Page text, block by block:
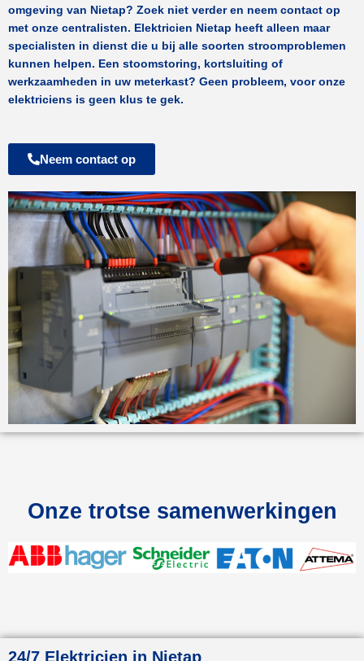
omgeving van Nietap? Zoek niet verder en neem contact op
met onze centralisten. Elektricien Nietap heeft alleen maar
specialisten in dienst die u bij alle soorten stroomproblemen
kunnen helpen. Een stoomstoring, kortsluiting of
werkzaamheden in uw meterkast? Geen probleem, voor onze
elektriciens is geen klus te gek.
Neem contact op
Onze trotse samenwerkingen
24/7 Elektricien in Nietap